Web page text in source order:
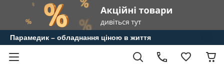
Парамедик – обладнання ціною в життя